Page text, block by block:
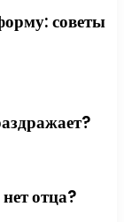
советы
отца?